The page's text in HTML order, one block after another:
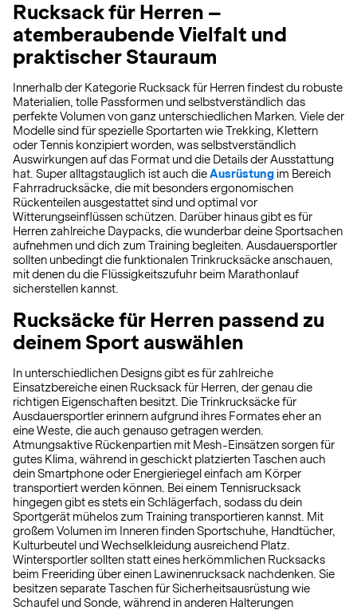
Rucksack für Herren –
atemberaubende Vielfalt und
praktischer Stauraum
Innerhalb der Kategorie Rucksack für Herren findest du robuste
Materialien, tolle Passformen und selbstverständlich das
perfekte Volumen von ganz unterschiedlichen Marken. Viele der
Modelle sind für spezielle Sportarten wie Trekking, Klettern
oder Tennis konzipiert worden, was selbstverständlich
Auswirkungen auf das Format und die Details der Ausstattung
hat. Super alltagstauglich ist auch dieAusrüstung im Bereich
Fahrradrucksäcke, die mit besonders ergonomischen
Rückenteilen ausgestattet sind und optimal vor
Witterungseinflüssen schützen. Darüber hinaus gibt es für
Herren zahlreiche Daypacks, die wunderbar deine Sportsachen
aufnehmen und dich zum Training begleiten. Ausdauersportler
sollten unbedingt die funktionalen Trinkrucksäcke anschauen,
mit denen du die Flüssigkeitszufuhr beim Marathonlauf
sicherstellen kannst.
Rucksäcke für Herren passend zu
deinem Sport auswählen
In unterschiedlichen Designs gibt es für zahlreiche
Einsatzbereiche einen Rucksack für Herren, der genau die
richtigen Eigenschaften besitzt. Die Trinkrucksäcke für
Ausdauersportler erinnern aufgrund ihres Formates eher an
eine Weste, die auch genauso getragen werden.
Atmungsaktive Rückenpartien mit Mesh-Einsätzen sorgen für
gutes Klima, während in geschickt platzierten Taschen auch
dein Smartphone oder Energieriegel einfach am Körper
transportiert werden können. Bei einem Tennisrucksack
hingegen gibt es stets ein Schlägerfach, sodass du dein
Sportgerät mühelos zum Training transportieren kannst. Mit
großem Volumen im Inneren finden Sportschuhe, Handtücher,
Kulturbeutel und Wechselkleidung ausreichend Platz.
Wintersportler sollten statt eines herkömmlichen Rucksacks
beim Freeriding über einen Lawinenrucksack nachdenken. Sie
besitzen separate Taschen für Sicherheitsausrüstung wie
Schaufel und Sonde, während in anderen Halterungen